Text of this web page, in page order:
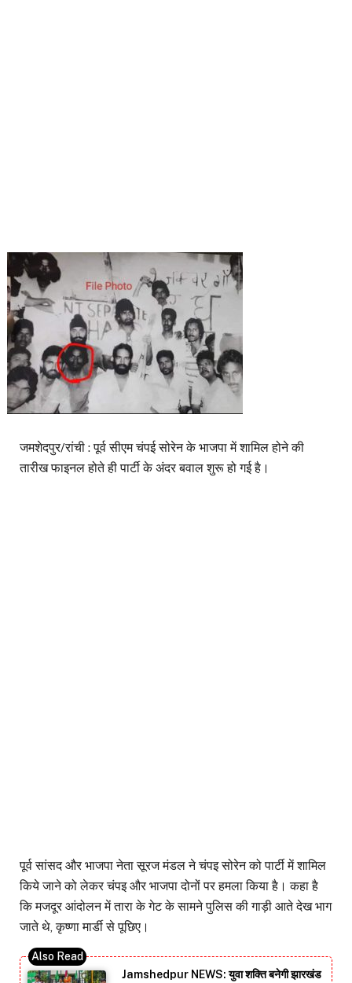
जमशेदपुर/रांची : पूर्व सीएम चंपई सोरेन के भाजपा में शामिल होने की
तारीख फाइनल होते ही पार्टी के अंदर बवाल शुरू हो गई है।
पूर्व सांसद और भाजपा नेता सूरज मंडल ने चंपइ सोरेन को पार्टी में शामिल
किये जाने को लेकर चंपइ और भाजपा दोनों पर हमला किया है। कहा है
कि मजदूर आंदोलन में तारा के गेट के सामने पुलिस की गाड़ी आते देख भाग
जाते थे, कृष्णा मार्डी से पूछिए।
Jamshedpur NEWS: युवा शक्ति बनेगी झारखंड